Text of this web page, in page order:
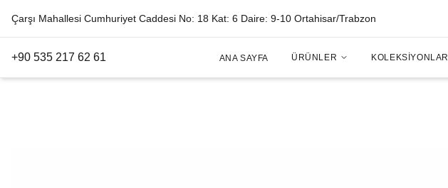
Çarşı Mahallesi Cumhuriyet Caddesi No: 18 Kat: 6 Daire: 9-10 Ortahisar/Trabzon
+90 535 217 62 61 ANA SAYFA ÜRÜNLER KOLEKSIYONLAR